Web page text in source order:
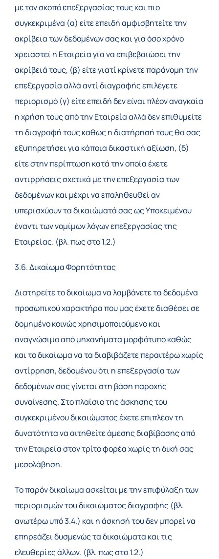
με τον σκοπό επεξεργασίας τους και πιο
συγκεκριμένα (α) είτε επειδή αμφισβητείτε την
ακρίβεια των δεδομένων σας και για όσο χρόνο
χρειαστεί η Εταιρεία για να επιβεβαιώσει την
ακρίβειά τους, (β) είτε γιατί κρίνετε παράνομη την
επεξεργασία αλλά αντί διαγραφής επιλέγετε
περιορισμό (γ) είτε επειδή δεν είναι πλέον αναγκαία
η χρήση τους από την Εταιρεία αλλά δεν επιθυμείτε
τη διαγραφή τους καθώς η διατήρησή τους θα σας
εξυπηρετήσει για κάποια δικαστική αξίωση, (δ)
είτε στην περίπτωση κατά την οποία έχετε
αντιρρήσεις σχετικά με την επεξεργασία των
δεδομένων και μέχρι να επαληθευθεί αν
υπερισχύουν τα δικαιώματά σας ως Υποκειμένου
έναντι των νομίμων λόγων επεξεργασίας της
Εταιρείας. (βλ. πως στο 1.2.)
3.6. Δικαίωμα Φορητότητας
Διατηρείτε το δικαίωμα να λαμβάνετε τα δεδομένα
προσωπικού χαρακτήρα που μας έχετε διαθέσει σε
δομημένο κοινώς χρησιμοποιούμενο και
αναγνώσιμο από μηχανήματα μορφότυπο καθώς
και το δικαίωμα να τα διαβιβάζετε περαιτέρω χωρίς
αντίρρηση, δεδομένου ότι η επεξεργασία των
δεδομένων σας γίνεται στη βάση παροχής
συναίνεσης. Στο πλαίσιο της άσκησης του
συγκεκριμένου δικαιώματος έχετε επιπλέον τη
δυνατότητα να αιτηθείτε άμεσης διαβίβασης από
την Εταιρεία στον τρίτο φορέα χωρίς τη δική σας
μεσολάβηση.
Το παρόν δικαίωμα ασκείται με την επιφύλαξη των
περιορισμών του δικαιώματος διαγραφής (βλ.
ανωτέρω υπό 3.4.) και η άσκησή του δεν μπορεί να
επηρεάζει δυσμενώς τα δικαιώματα και τις
ελευθερίες άλλων. (βλ. πως στο 1.2.)